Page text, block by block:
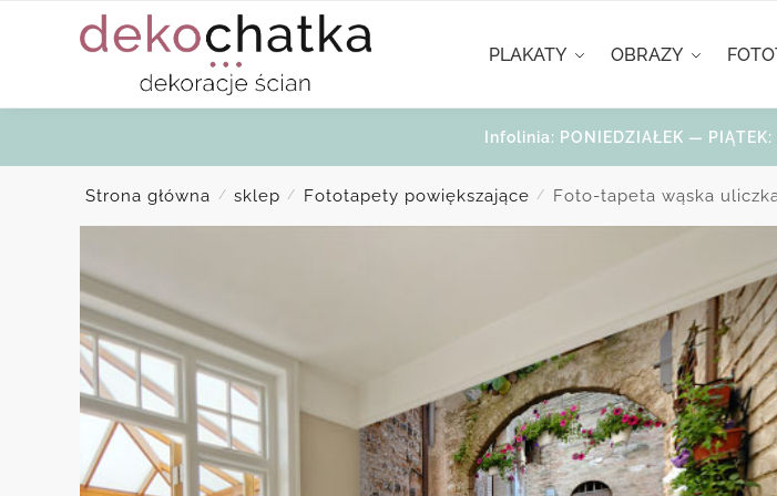
PLAKATY OBRAZY
Infolinia: PONIEDZIAŁEK —
Strona główna / sklep / Fototapety powiększające / Foto-tapeta wąska